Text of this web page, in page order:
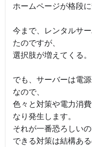
ホームページが格段
今まで、レンタルサ
たのですが、
選択肢が増えてくる。
でも、サーバーは電
なので、
色々と対策や電力消
なり発生します。
それが一番恐ろしいの
できる対策は結構あ